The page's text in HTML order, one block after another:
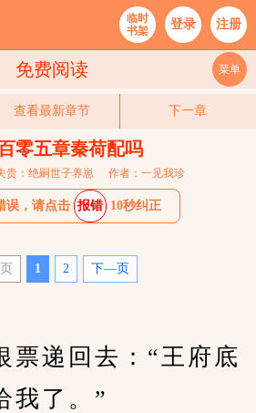
临时
书架
登录 注册
免费阅读 菜单
查看最新章节 下一章
零五章秦荷配吗
贵：绝嗣世子养崽 作者：一见我珍
误，请点击 报错 10秒纠正
1 2 下—页
递回去：“王府底
我了。”